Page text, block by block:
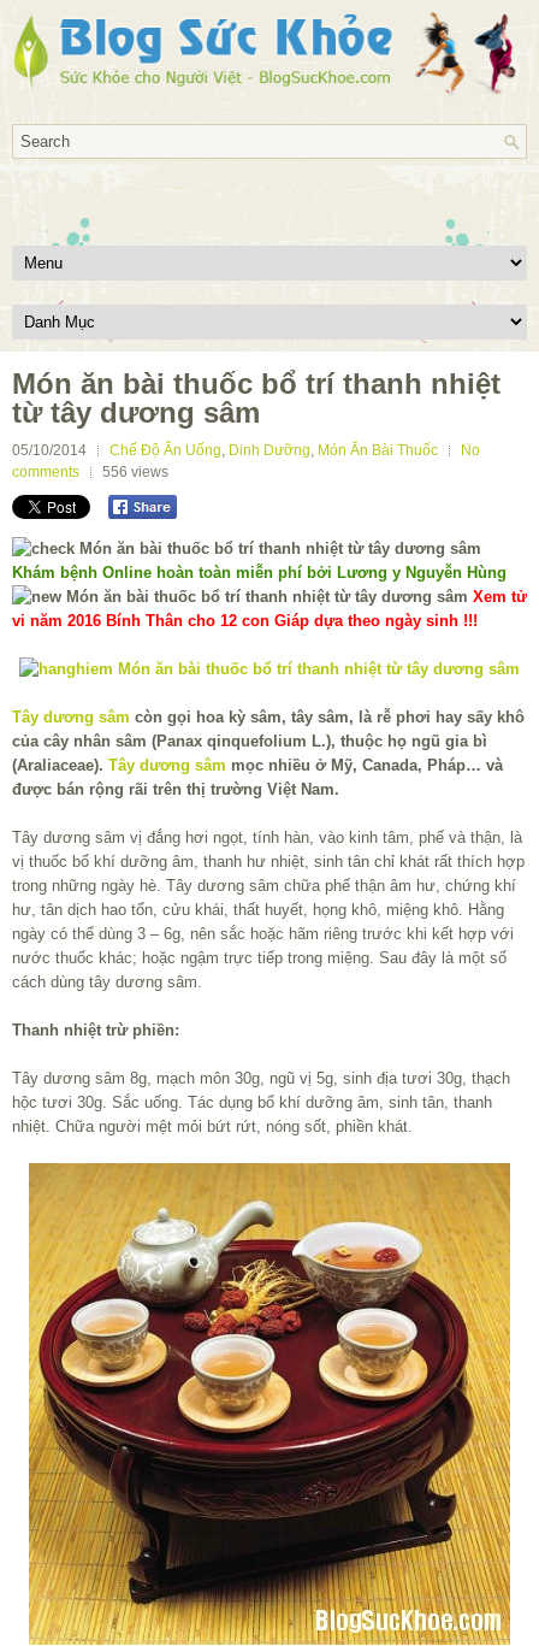
Món ăn bài thuốc bổ trí thanh nhiệt
từ tây dương sâm
05/10/2014 Chế Độ Ăn Uống, Dinh Dưỡng, Món Ăn Bài Thuốc
No
comments
556 views
Khám bệnh Online hoàn toàn miễn phí bởi Lương y Nguyễn Hùng
Xem tử
vi năm 2016 Bính Thân cho 12 con Giáp dựa theo ngày sinh !!!
Tây dương sâm còn gọi hoa kỳ sâm, tây sâm, là rễ phơi hay sấy khô
của cây nhân sâm (Panax qinquefolium L.), thuộc họ ngũ gia bì
(Araliaceae). Tây dương sâm mọc nhiều ở Mỹ, Canada, Pháp… và
được bán rộng rãi trên thị trường Việt Nam.
Tây dương sâm vị đắng hơi ngọt, tính hàn, vào kinh tâm, phế và thận, là
vị thuốc bổ khí dưỡng âm, thanh hư nhiệt, sinh tân chỉ khát rất thích hợp
trong những ngày hè. Tây dương sâm chữa phế thận âm hư, chứng khí
hư, tân dịch hao tổn, cửu khái, thất huyết, họng khô, miệng khô. Hằng
ngày có thể dùng 3 – 6g, nên sắc hoặc hãm riêng trước khi kết hợp với
nước thuốc khác; hoặc ngậm trực tiếp trong miệng. Sau đây là một số
cách dùng tây dương sâm.
Thanh nhiệt trừ phiền:
Tây dương sâm 8g, mạch môn 30g, ngũ vị 5g, sinh địa tươi 30g, thạch
hộc tươi 30g. Sắc uống. Tác dụng bổ khí dưỡng âm, sinh tân, thanh
nhiệt. Chữa người mệt mỏi bứt rứt, nóng sốt, phiền khát.